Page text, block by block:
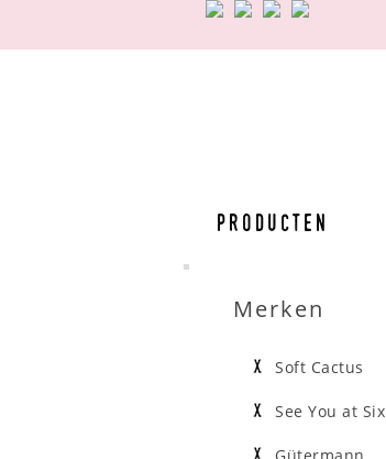
Producten
Merken
Soft Cactus
See You at Six